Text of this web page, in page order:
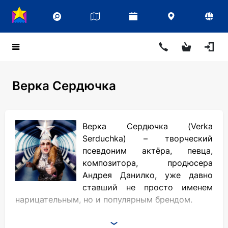
Верка Сердючка
Верка Сердючка (Verka
Serduchka) – творческий
псевдоним актёра, певца,
композитора, продюсера
Андрея Данилко, уже давно
ставший не просто именем
нарицательным, но и популярным брендом.
Детство и юношеские годы